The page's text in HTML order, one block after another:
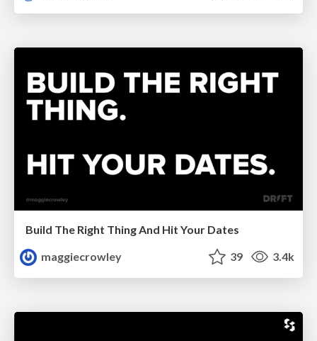
Build The Right Thing And Hit Your Dates
maggiecrowley
39 3.4k